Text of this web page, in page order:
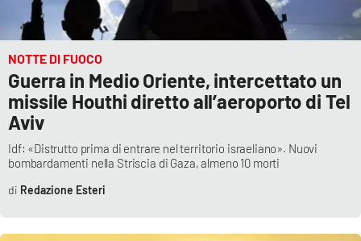
Società
RUBRICHE
Good Morning Vietnam
NOTTE DI FUOCO
Guerra in Medio Oriente, intercettato un
missile Houthi diretto all’aeroporto di Tel
Aviv
Idf: «Distrutto prima di entrare nel territorio israeliano». Nuovi
bombardamenti nella Striscia di Gaza, almeno 10 morti
Redazione Esteri